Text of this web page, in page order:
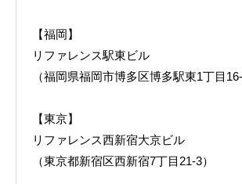
【福岡】
リファレンス駅東ビル
（福岡県福岡市博多区博多駅東1丁目16-
【東京】
リファレンス西新宿大京ビル
（東京都新宿区西新宿7丁目21-3）